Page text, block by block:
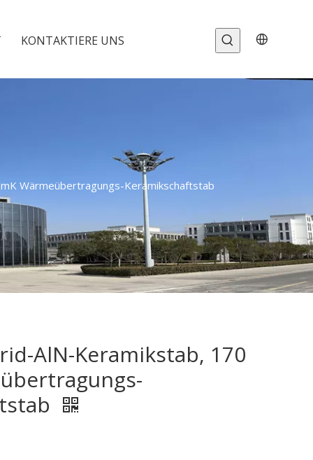
KONTAKTIERE UNS
Wärmeübertragungs-Keramikschaftstab
AlN-Keramikstab, 170